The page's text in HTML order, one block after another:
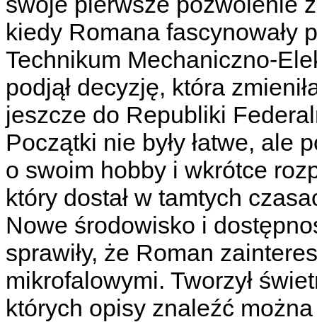
kiedy Romana fascynowały
Technikum Mechaniczno-
podjął decyzję, która
jeszcze do Republiki
Początki nie były łatwe, ale
o swoim hobby i wkrótce
który dostał w tamtych
Nowe środowisko i
sprawiły, że Roman
mikrofalowymi. Tworzył
których opisy znaleźć